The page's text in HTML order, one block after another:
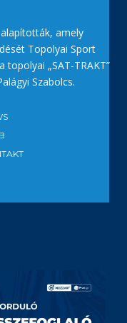
amely
Topolyai Sport
topolyai „SAT-TRAKT”
Szabolcs.